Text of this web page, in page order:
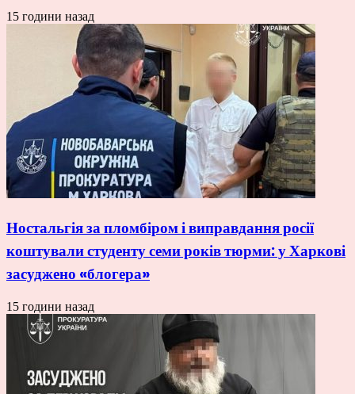
15 години назад
Ностальгія за пломбіром і виправдання росії
коштували студенту семи років тюрми: у Харкові
засуджено «блогера»
15 години назад